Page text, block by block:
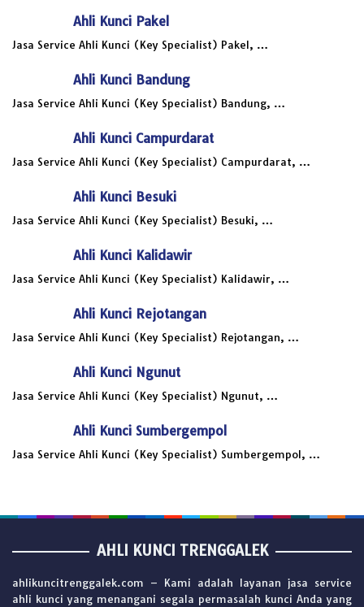
Ahli Kunci Pakel
Jasa Service Ahli Kunci (Key Specialist) Pakel, …
Ahli Kunci Bandung
Jasa Service Ahli Kunci (Key Specialist) Bandung, …
Ahli Kunci Campurdarat
Jasa Service Ahli Kunci (Key Specialist) Campurdarat, …
Ahli Kunci Besuki
Jasa Service Ahli Kunci (Key Specialist) Besuki, …
Ahli Kunci Kalidawir
Jasa Service Ahli Kunci (Key Specialist) Kalidawir, …
Ahli Kunci Rejotangan
Jasa Service Ahli Kunci (Key Specialist) Rejotangan, …
Ahli Kunci Ngunut
Jasa Service Ahli Kunci (Key Specialist) Ngunut, …
Ahli Kunci Sumbergempol
Jasa Service Ahli Kunci (Key Specialist) Sumbergempol, …
AHLI KUNCI TRENGGALEK
ahlikuncitrenggalek.com – Kami adalah layanan jasa service
ahli kunci yang menangani segala permasalah kunci Anda yang